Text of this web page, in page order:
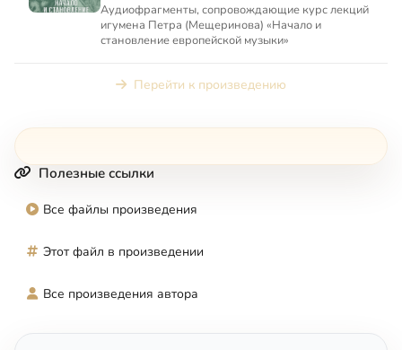
Аудиофрагменты, сопровождающие курс лекций
игумена Петра (Мещеринова) «Начало и
становление европейской музыки»
Перейти к произведению
Полезные ссылки
Все файлы произведения
Этот файл в произведении
Все произведения автора